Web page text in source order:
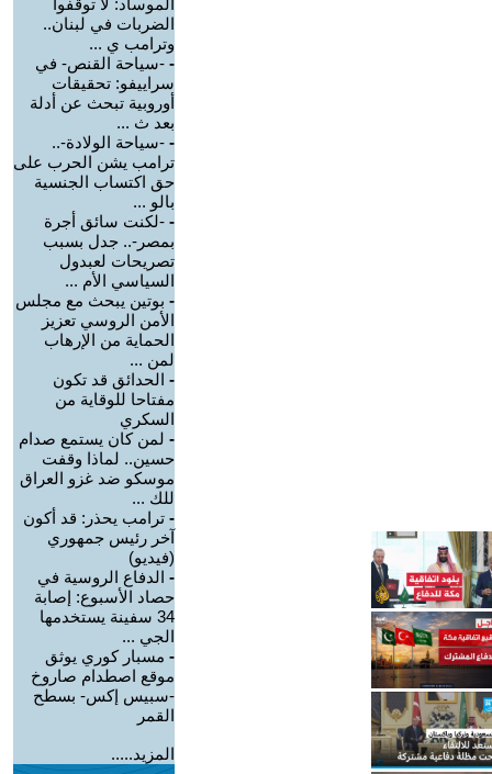
الموساد: لا توقفوا
الضربات في لبنان..
وترامب ي ...
- -سياحة القنص- في
سراييفو: تحقيقات
أوروبية تبحث عن أدلة
بعد ث ...
- -سياحة الولادة-..
ترامب يشن الحرب على
حق اكتساب الجنسية
بالو ...
- -لكنت سائق أجرة
بمصر-.. جدل بسبب
تصريحات لعبدول
السياسي الأم ...
- بوتين يبحث مع مجلس
الأمن الروسي تعزيز
الحماية من الإرهاب
لمن ...
- الحدائق قد تكون
مفتاحا للوقاية من
السكري
- لمن كان يستمع صدام
حسين.. لماذا وقفت
موسكو ضد غزو العراق
للك ...
- ترامب يحذر: قد أكون
آخر رئيس جمهوري
(فيديو)
- الدفاع الروسية في
حصاد الأسبوع: إصابة
34 سفينة يستخدمها
الجي ...
- مسبار كوري يوثق
موقع اصطدام صاروخ
-سبيس إكس- بسطح
القمر
المزيد.....